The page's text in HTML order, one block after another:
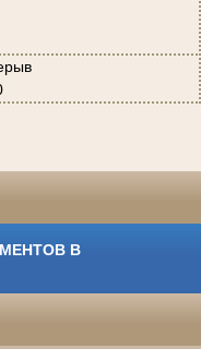
В